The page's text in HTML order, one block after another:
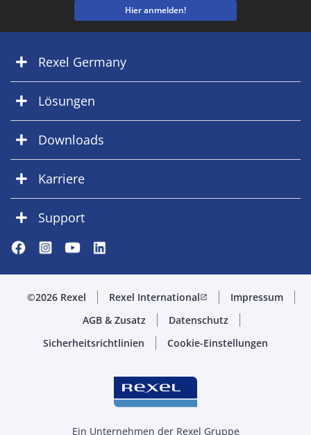
Hier anmelden!
Rexel Germany
Lösungen
Downloads
Karriere
Support
©2026 Rexel Rexel Internationalopen_in_new
Impressum
AGB & Zusatz
Datenschutz
Sicherheitsrichtlinien
Cookie-Einstellungen
Ein Unternehmen der Rexel Gruppe